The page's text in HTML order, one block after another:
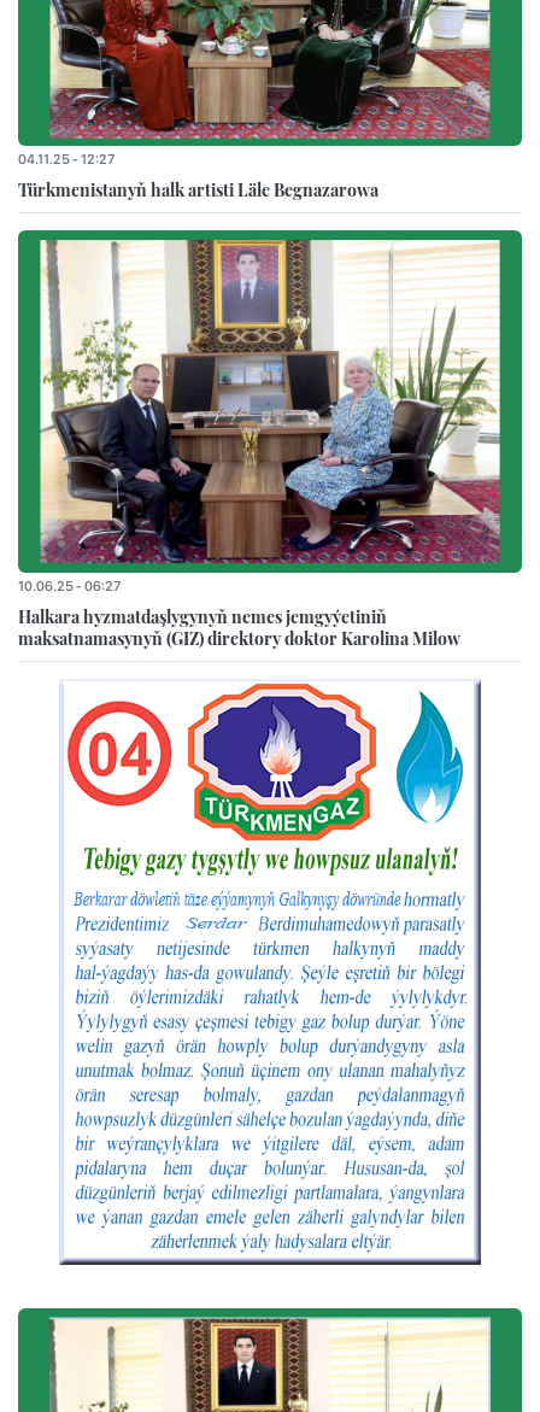
04.11.25 - 12:27
Türkmenistanyň halk artisti Läle Begnazarowa
10.06.25 - 06:27
Halkara hyzmatdaşlygynyň nemes jemgyýetiniň
maksatnamasynyň (GIZ) direktory doktor Karolina Milow